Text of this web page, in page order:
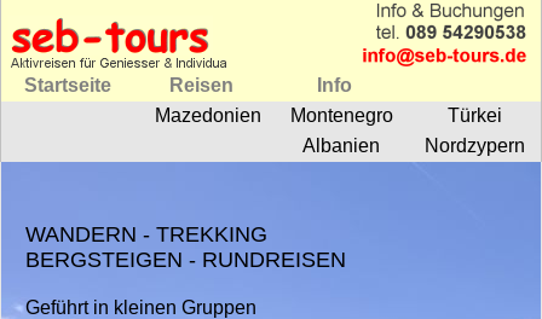
Startseite Reisen
Info
Mazedonien
Montenegro
Türkei
Albanien
Nordzypern
WANDERN - TREKKING
BERGSTEIGEN - RUNDREISEN
Geführt in kleinen Gruppen